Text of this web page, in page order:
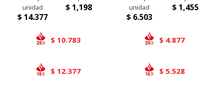
$ 14.377
$ 1,198
$ 10.783
$ 12.377
$ 6.503
$ 1,455
$ 4.877
$ 5.528